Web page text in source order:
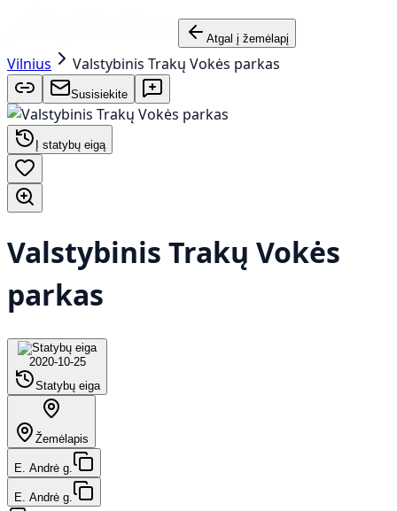
Atgal į žemėlapį
Vilnius Valstybinis Trakų Vokės parkas
Susisiekite
Į statybų eigą
Valstybinis Trakų Vokės
parkas
2020-10-25
Statybų eiga
Žemėlapis
E. Andrė g.
E. Andrė g.